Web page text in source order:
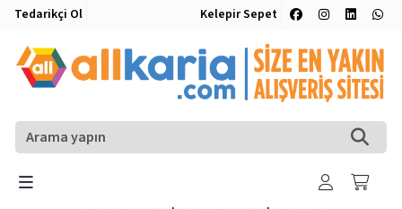
Tedarikçi Ol Kelepir Sepet